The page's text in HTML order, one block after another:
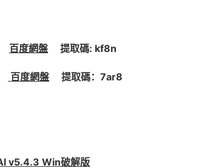
百度網盤 提取碼: kf8n
百度網盤 提取碼：7ar8
v5.4.3 Win破解版